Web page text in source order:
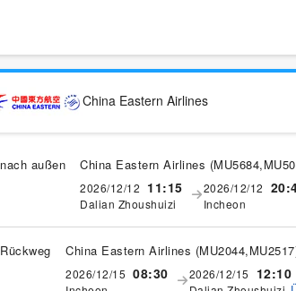
China Eastern Airlines
nach außen China Eastern Airlines (
2026/12/12 11:15
Dalian Zhoushuizi
2026/12/12
Incheon
Rückweg China Eastern Airlines (MU2044,MU2517
2026/12/15 08:30 2026/12/15 12:10